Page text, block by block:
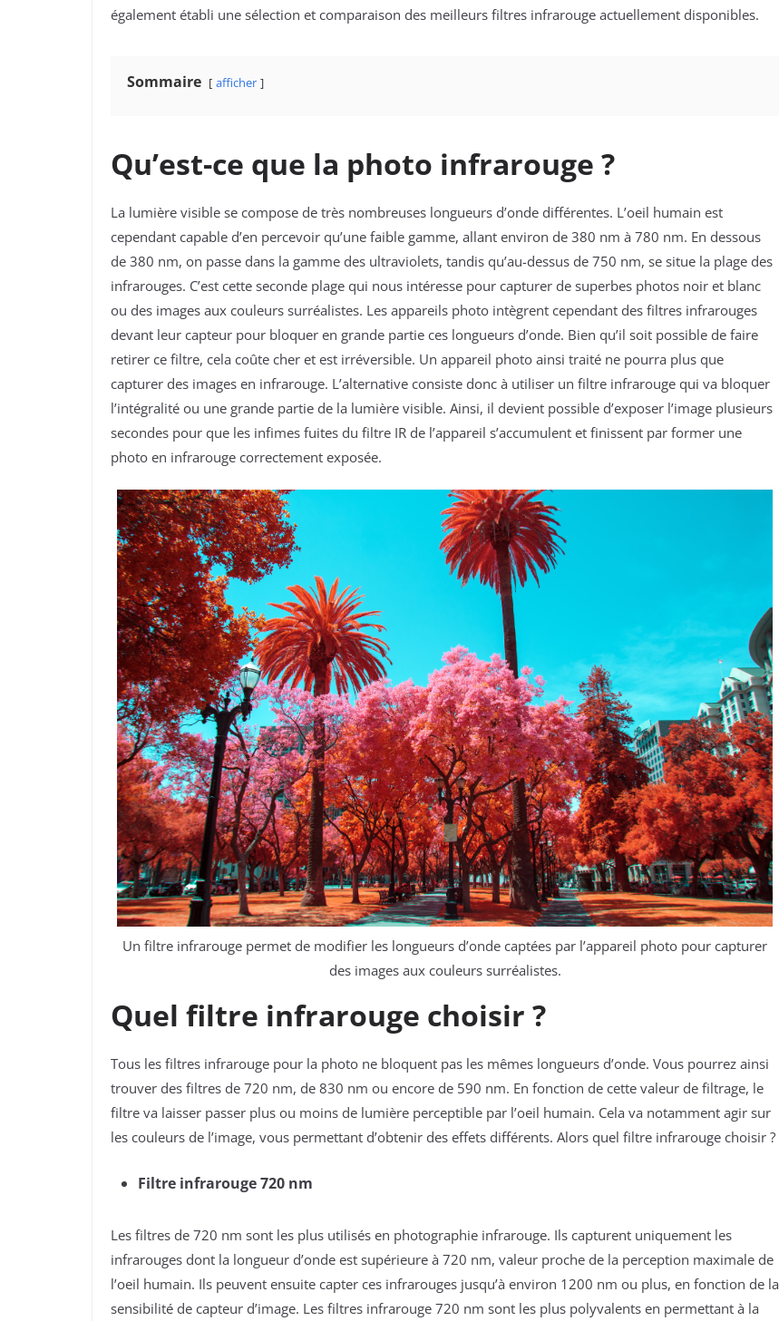
également établi une sélection et comparaison des meilleurs filtres infrarouge actuellement disponibles.
Sommaire afficher
Qu’est-ce que la photo infrarouge ?
La lumière visible se compose de très nombreuses longueurs d’onde différentes. L’oeil humain est
cependant capable d’en percevoir qu’une faible gamme, allant environ de 380 nm à 780 nm. En dessous
de 380 nm, on passe dans la gamme des ultraviolets, tandis qu’au-dessus de 750 nm, se situe la plage des
infrarouges. C’est cette seconde plage qui nous intéresse pour capturer de superbes photos noir et blanc
ou des images aux couleurs surréalistes. Les appareils photo intègrent cependant des filtres infrarouges
devant leur capteur pour bloquer en grande partie ces longueurs d’onde. Bien qu’il soit possible de faire
retirer ce filtre, cela coûte cher et est irréversible. Un appareil photo ainsi traité ne pourra plus que
capturer des images en infrarouge. L’alternative consiste donc à utiliser un filtre infrarouge qui va bloquer
l’intégralité ou une grande partie de la lumière visible. Ainsi, il devient possible d’exposer l’image plusieurs
secondes pour que les infimes fuites du filtre IR de l’appareil s’accumulent et finissent par former une
photo en infrarouge correctement exposée.
Un filtre infrarouge permet de modifier les longueurs d’onde captées par l’appareil photo pour capturer
des images aux couleurs surréalistes.
Quel filtre infrarouge choisir ?
Tous les filtres infrarouge pour la photo ne bloquent pas les mêmes longueurs d’onde. Vous pourrez ainsi
trouver des filtres de 720 nm, de 830 nm ou encore de 590 nm. En fonction de cette valeur de filtrage, le
filtre va laisser passer plus ou moins de lumière perceptible par l’oeil humain. Cela va notamment agir sur
les couleurs de l’image, vous permettant d’obtenir des effets différents. Alors quel filtre infrarouge choisir ?
Filtre infrarouge 720 nm
Les filtres de 720 nm sont les plus utilisés en photographie infrarouge. Ils capturent uniquement les
infrarouges dont la longueur d’onde est supérieure à 720 nm, valeur proche de la perception maximale de
l’oeil humain. Ils peuvent ensuite capter ces infrarouges jusqu’à environ 1200 nm ou plus, en fonction de la
sensibilité de capteur d’image. Les filtres infrarouge 720 nm sont les plus polyvalents en permettant à la